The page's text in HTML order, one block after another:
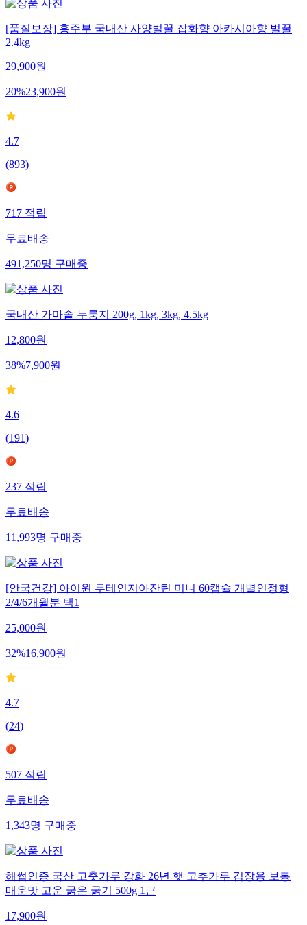
[품질보장] 홍주부 국내산 사양벌꿀 잡화향 아카시아향 벌꿀
2.4kg
29,900원
20%23,900원
4.7
(893)
717 적립
무료배송
491,250명 구매중
국내산 가마솥 누룽지 200g, 1kg, 3kg, 4.5kg
12,800원
38%7,900원
4.6
(191)
237 적립
무료배송
11,993명 구매중
[안국건강] 아이원 루테인지아잔틴 미니 60캡슐 개별인정형
2/4/6개월분 택1
25,000원
32%16,900원
4.7
(24)
507 적립
무료배송
1,343명 구매중
해썹인증 국산 고춧가루 강화 26년 햇 고추가루 김장용 보통
매운맛 고운 굵은 굵기 500g 1근
17,900원